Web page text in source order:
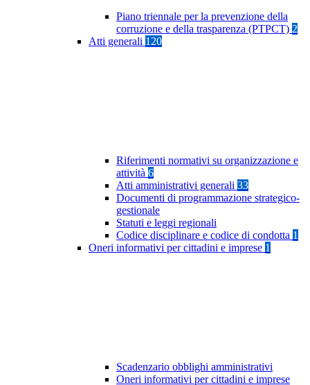
Piano triennale per la prevenzione della
corruzione e della trasparenza (PTPCT) 2
Atti generali 120
Riferimenti normativi su organizzazione e
attività 6
Atti amministrativi generali 33
Documenti di programmazione strategico-
gestionale
Statuti e leggi regionali
Codice disciplinare e codice di condotta 1
Oneri informativi per cittadini e imprese 1
Scadenzario obblighi amministrativi
Oneri informativi per cittadini e imprese